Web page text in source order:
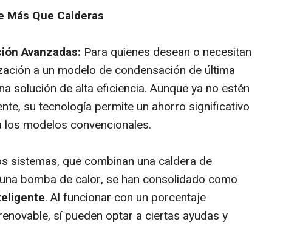
Más Que Calderas
Avanzadas: Para quienes desean o necesitan
a un modelo de condensación de última
solución de alta eficiencia. Aunque ya no estén
su tecnología permite un ahorro significativo
modelos convencionales.
sistemas, que combinan una caldera de
bomba de calor, se han consolidado como
. Al funcionar con un porcentaje
sí pueden optar a ciertas ayudas y